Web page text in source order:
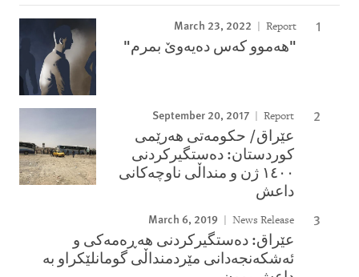
March 23, 2022 Report
"هەموو کەس دەیەوێ بمرم"
September 20, 2017 Report
عێراق/ حكومه‌تی هه‌رێمی
كوردستان: ده‌ستگیركردنی
١٤٠٠ ژن و منداڵی ناوچه‌كانی
داعش
March 6, 2019 News Release
عێراق: دەستگیرکردنی هەڕەمەکی و
ئەشکەنجەدانی مێردمنداڵی گومانلێکراو بە